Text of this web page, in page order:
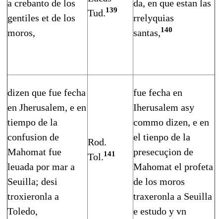
a crebanto de los
gentiles et de los
moros,
Tud.139
da, en que estan las
rrelyquias
santas,140
dizen que fue fecha
en Jherusalem, e en
tiempo de la
confusion de
Mahomat fue
leuada por mar a
Seuilla; desi
troxieronla a
Toledo,
Rod.
Tol.141
fue fecha en
Iherusalem asy
com­mo dizen, e en
el tienpo de la
presecuçion de
Mahomat el profeta
de los moros
traxeronla a Seuilla
e estudo y vn